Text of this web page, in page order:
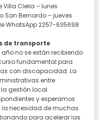
Villa Clelia – lunes
San Bernardo – jueves
WhatsApp 2257-635698
de transporte
no se están recibiendo
fundamental para
con discapacidad. La
entre
gestión local.
y esperamos
la necesidad de muchas
para acelerar las